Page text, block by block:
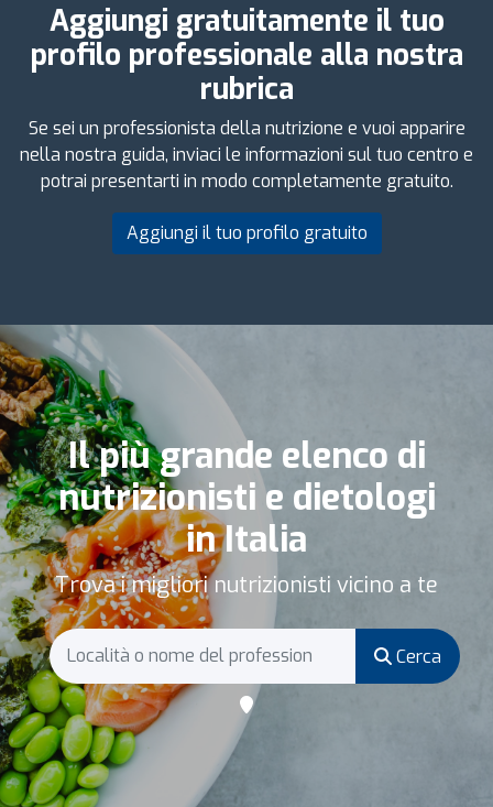
Aggiungi gratuitamente il tuo
profilo professionale alla nostra
rubrica
Se sei un professionista della nutrizione e vuoi apparire
nella nostra guida, inviaci le informazioni sul tuo centro e
potrai presentarti in modo completamente gratuito.
Aggiungi il tuo profilo gratuito
Il più grande elenco di
nutrizionisti e dietologi
in Italia
Trova i migliori nutrizionisti vicino a te
Cerca